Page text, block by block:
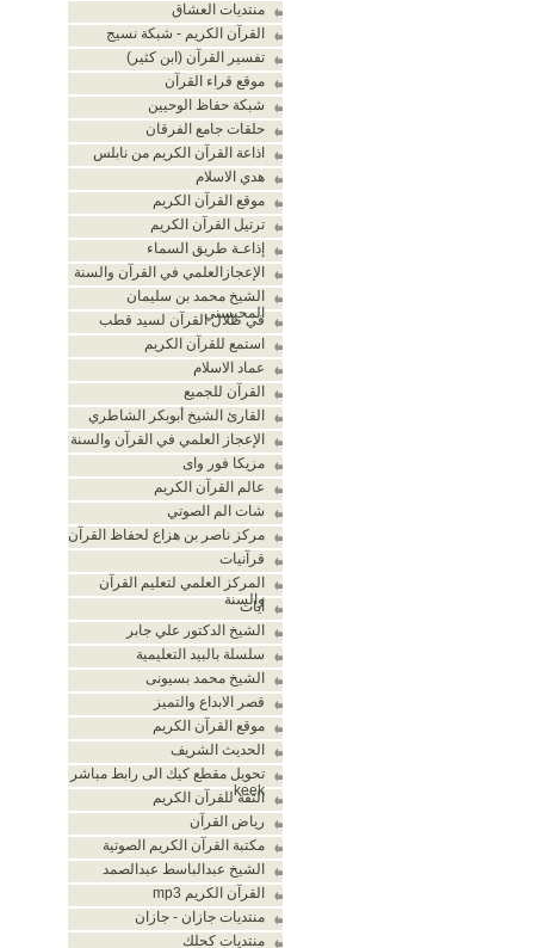
منتديات العشاق
القرآن الكريم - شبكة نسيج
تفسير القرآن (ابن كثير)
موقع قراء القرآن
شبكة حفاظ الوحيين
حلقات جامع الفرقان
اذاعة القرآن الكريم من نابلس
هدي الاسلام
موقع القرآن الكريم
ترتيل القرآن الكريم
إذاعـة طريق السماء
الإعجازالعلمي في القرآن والسنة
الشيخ محمد بن سليمان
المحيسني
في ظلال القرآن لسيد قطب
استمع للقرآن الكريم
عماد الاسلام
القرآن للجميع
القارئ الشيخ أبوبكر الشاطري
الإعجاز العلمي في القرآن والسنة
مزيكا فور واى
عالم القرآن الكريم
شات الم الصوتي
مركز ناصر بن هزاع لحفاظ القرآن
قرآنيات
المركز العلمي لتعليم القرآن
والسنة
أيات
الشيخ الدكتور علي جابر
سلسلة بالبيد التعليمية
الشيخ محمد بسيونى
قصر الابداع والتميز
موقع القرآن الكريم
الحديث الشريف
تحويل مقطع كيك الى رابط مباشر
keek
الثقة للقرآن الكريم
رياض القرآن
مكتبة القرآن الكريم الصوتية
الشيخ عبدالباسط عبدالصمد
القرآن الكريم mp3
منتديات جازان - جازان
منتديات كحلك